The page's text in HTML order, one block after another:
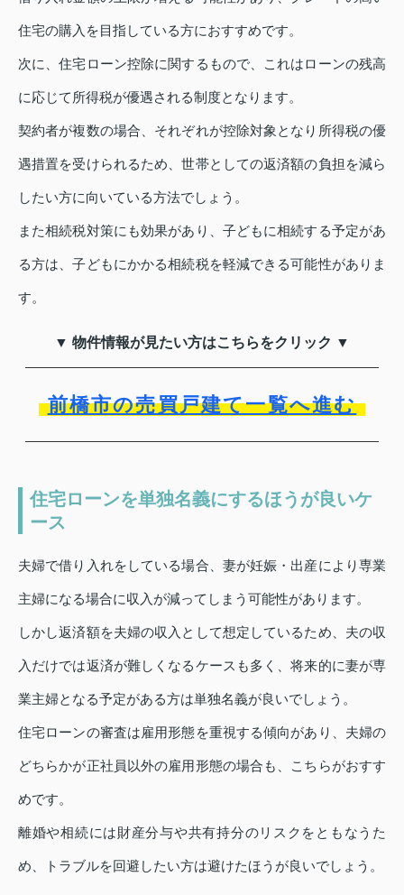
住宅の購入を目指している方におすすめです。
次に、住宅ローン控除に関するもので、これはローンの残高
に応じて所得税が優遇される制度となります。
契約者が複数の場合、それぞれが控除対象となり所得税の優
遇措置を受けられるため、世帯としての返済額の負担を減ら
したい方に向いている方法でしょう。
また相続税対策にも効果があり、子どもに相続する予定があ
る方は、子どもにかかる相続税を軽減できる可能性がありま
す。
▼ 物件情報が見たい方はこちらをクリック ▼
前橋市の売買戸建て一覧へ進む
住宅ローンを単独名義にするほうが良いケ
ース
夫婦で借り入れをしている場合、妻が妊娠・出産により専業
主婦になる場合に収入が減ってしまう可能性があります。
しかし返済額を夫婦の収入として想定しているため、夫の収
入だけでは返済が難しくなるケースも多く、将来的に妻が専
業主婦となる予定がある方は単独名義が良いでしょう。
住宅ローンの審査は雇用形態を重視する傾向があり、夫婦の
どちらかが正社員以外の雇用形態の場合も、こちらがおすす
めです。
離婚や相続には財産分与や共有持分のリスクをともなうた
め、トラブルを回避したい方は避けたほうが良いでしょう。